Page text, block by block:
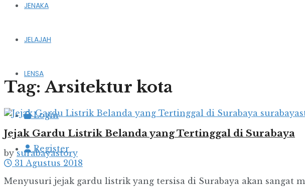
JENAKA
JELAJAH
LENSA
Login
Register
Tag: Arsitektur kota
Jejak Gardu Listrik Belanda yang Tertinggal di Surabaya
by surabayastory
31 Agustus 2018
Menyusuri jejak gardu listrik yang tersisa di Surabaya akan sangat